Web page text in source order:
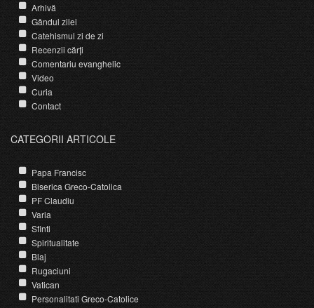
Arhivă
Gândul zilei
Catehismul zi de zi
Recenzii cărți
Comentariu evanghelic
Video
Curia
Contact
CATEGORII ARTICOLE
Papa Francisc
Biserica Greco-Catolica
PF Claudiu
Varia
Sfinti
Spiritualitate
Blaj
Rugaciuni
Vatican
Personalitati Greco-Catolice